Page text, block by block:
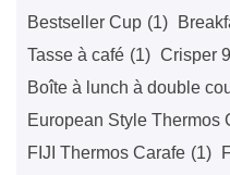
Bestseller Cup (1)
Tasse à café (1) Crisper
Boîte à lunch à double
European Style Thermos
FIJI Thermos Carafe (1)